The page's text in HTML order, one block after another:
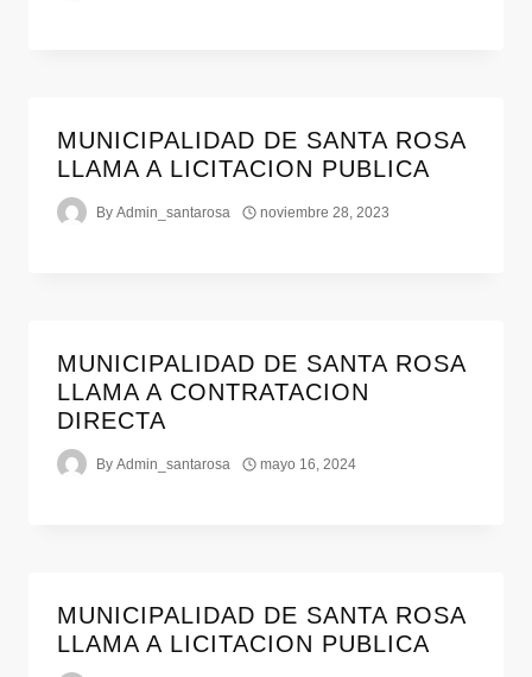
MUNICIPALIDAD DE SANTA ROSA
LLAMA A LICITACION PUBLICA
By Admin_santarosa noviembre 28, 2023
MUNICIPALIDAD DE SANTA ROSA
LLAMA A CONTRATACION
DIRECTA
By Admin_santarosa mayo 16, 2024
MUNICIPALIDAD DE SANTA ROSA
LLAMA A LICITACION PUBLICA